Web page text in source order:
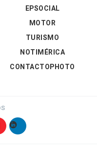
EPSOCIAL
MOTOR
TURISMO
NOTIMÉRICA
CONTACTOPHOTO